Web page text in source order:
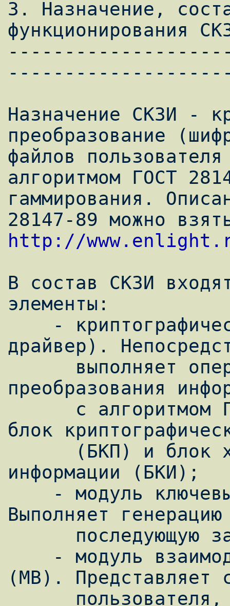
3. Назначение,
функционирования
Назначение СКЗИ -
преобразование
файлов
алгоритмом ГОСТ
гаммирования.
http://
В состав СКЗИ
элементы:
драйвер).
преобразования
блок
информации (БКИ);
Выполняет
(МВ). Представляет